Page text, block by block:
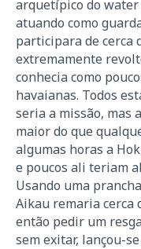
arquetípico do water
atuando como
participara de cerca
extremamente
conhecia como
havaianas. Todos
seria a missão, mas
maior do que
algumas horas a
e poucos ali teriam
Usando uma
Aikau remaria cerca
então pedir um
sem exitar, lançou-